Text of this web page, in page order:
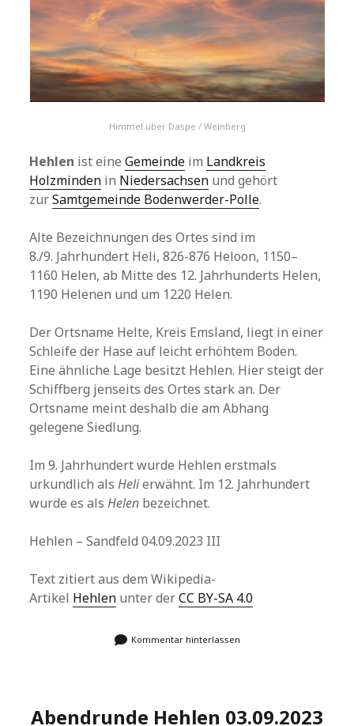
Himmel über Daspe / Weinberg
Hehlen ist eineGemeinde im Landkreis
Holzminden in Niedersachsen und gehört
zurSamtgemeinde Bodenwerder-Polle.
Alte Bezeichnungen des Ortes sind im
8./9. Jahrhundert Heli, 826-876 Heloon, 1150–
1160 Helen, ab Mitte des 12. Jahrhunderts Helen,
1190 Helenen und um 1220 Helen.
Der Ortsname Helte, Kreis Emsland, liegt in einer
Schleife der Hase auf leicht erhöhtem Boden.
Eine ähnliche Lage besitzt Hehlen. Hier steigt der
Schiffberg jenseits des Ortes stark an. Der
Ortsname meint deshalb die am Abhang
gelegene Siedlung.
Im 9. Jahrhundert wurde Hehlen erstmals
urkundlich alsHelierwähnt. Im 12. Jahrhundert
wurde es alsHelen bezeichnet.
Hehlen – Sandfeld 04.09.2023 III
Text zitiert aus dem Wikipedia-
Artikel Hehlen unter derCC BY-SA 4.0
Kommentar hinterlassen
Abendrunde Hehlen 03.09.2023